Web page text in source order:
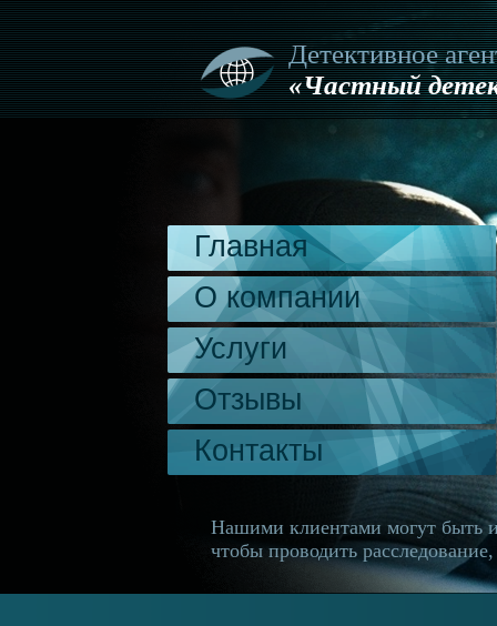
Детективное
«Частный
Главная
О компании
Услуги
Отзывы
Контакты
Нашими клиентами могут быть
чтобы проводить